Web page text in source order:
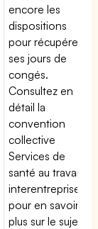
encore les
dispositions
pour récupérer
ses jours de
congés.
Consultez en
détail la
convention
collective
Services de
santé au travail
interentreprises
pour en savoir
plus sur le sujet